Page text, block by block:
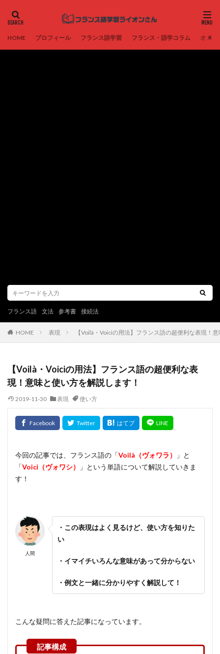
HOME プロフィール フランス語学習 フランス・語学コラム オスス
フランス語 文法 参考書 接続法
HOME 表現 【Voilà・Voiciの用法】フランス語の超便利な表現！
【Voilà・Voiciの用法】フランス語の超便利な表
現！意味と使い方を解説します！
2019-11-30 表現 使い方
今回の記事では、フランス語の「Voilà（ヴォワラ）
」と
「Voici（ヴォワシ）
」という単語について解説していきま
す！
人間
・この表現はよく見るけど、使い方を知りた
い
・イマイチいろんな意味があって分からない
・例文と一緒に分かりやすく解説して！
こんな疑問に答えた記事になっています。